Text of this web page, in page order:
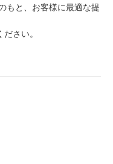
もと、お客様に最適な提
さい。